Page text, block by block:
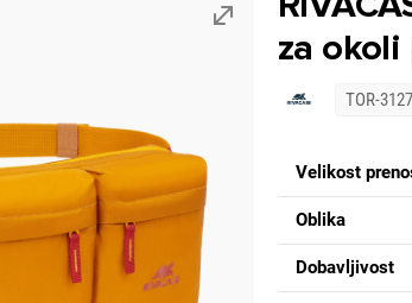
za okoli
TOR-
Velikost
Oblika
Dobavljivost